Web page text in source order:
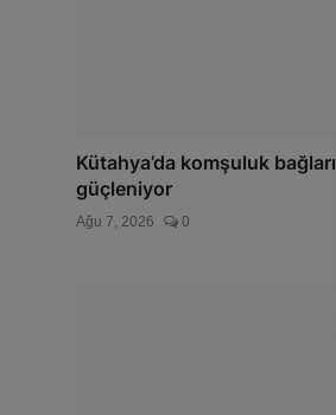
Kütahya’da komşuluk bağları
güçleniyor
Ağu 7, 2026 0